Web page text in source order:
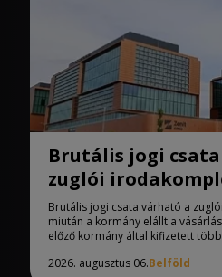
Brutális jogi
zuglói
Brutális jogi csata várható a
miután a kormány elállt a
előző kormány által kifizetett
2026. augusztus 06.Belföld